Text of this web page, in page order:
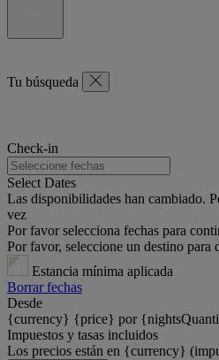
Tu búsqueda
Check-in
Select Dates
Las disponibilidades han cambiado.
vez
Por favor selecciona fechas para
Por favor, seleccione un destino
Estancia mínima aplicada
Borrar fechas
Desde
{currency} {price} por
Impuestos y tasas incluidos
Los precios están en {currency}